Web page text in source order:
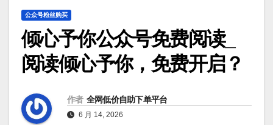
公众号粉丝购买
倾心予你公众号免费阅读_
阅读倾心予你，免费开启？
作者 全网低价自助下单平台
6 月 14, 2026